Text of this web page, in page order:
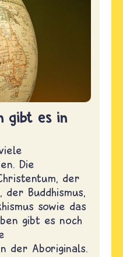
gibt es in
Die
der
der Buddhismus,
sowie das
gibt es noch
der Aboriginals.